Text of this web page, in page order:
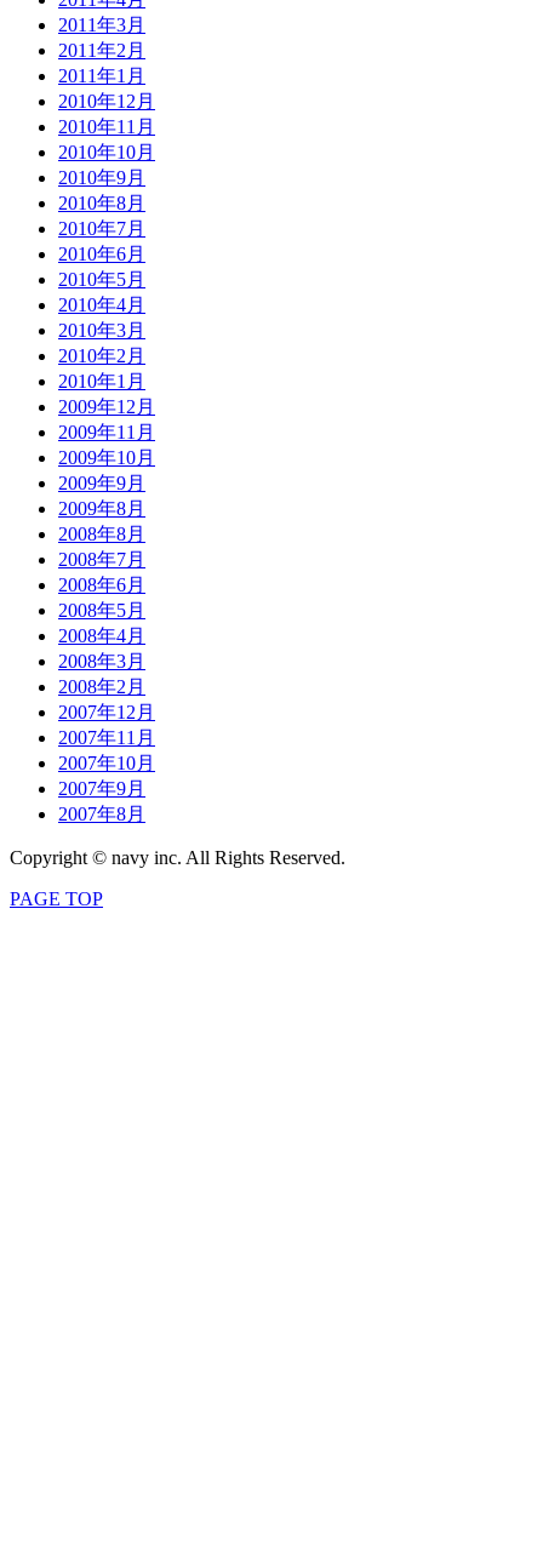
2011年3月
2011年2月
2011年1月
2010年12月
2010年11月
2010年10月
2010年9月
2010年8月
2010年7月
2010年6月
2010年5月
2010年4月
2010年3月
2010年2月
2010年1月
2009年12月
2009年11月
2009年10月
2009年9月
2009年8月
2008年8月
2008年7月
2008年6月
2008年5月
2008年4月
2008年3月
2008年2月
2007年12月
2007年11月
2007年10月
2007年9月
2007年8月
Copyright © navy inc. All Rights Reserved.
PAGE TOP